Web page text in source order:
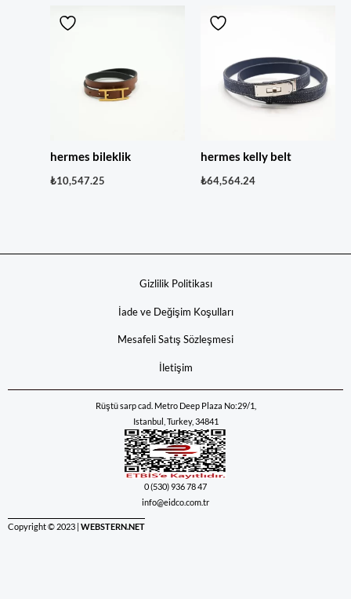
hermes bileklik
₺10,547.25
hermes kelly belt
₺64,564.24
Gizlilik Politikası
İade ve Değişim Koşulları
Mesafeli Satış Sözleşmesi
İletişim
Rüştü sarp cad. Metro Deep Plaza No:29/1,
Istanbul, Turkey, 34841
0 (530) 936 78 47
info@eidco.com.tr
Copyright © 2023 | WEBSTERN.NET